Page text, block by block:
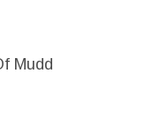
Mudd